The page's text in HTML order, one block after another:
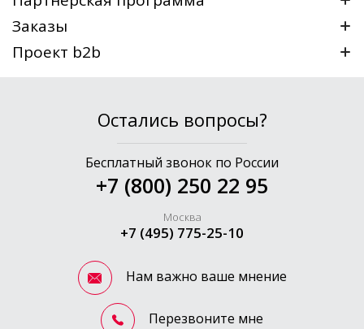
Заказы
Проект b2b
Остались вопросы?
Бесплатный звонок по России
+7 (800) 250 22 95
Москва
+7 (495) 775-25-10
Нам важно ваше мнение
Перезвоните мне